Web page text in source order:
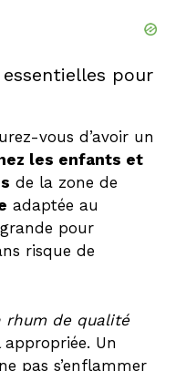
pour
vous d’avoir un
les enfants et
de la zone de
adaptée au
pour
risque de
rhum de qualité
Un
pas s’enflammer